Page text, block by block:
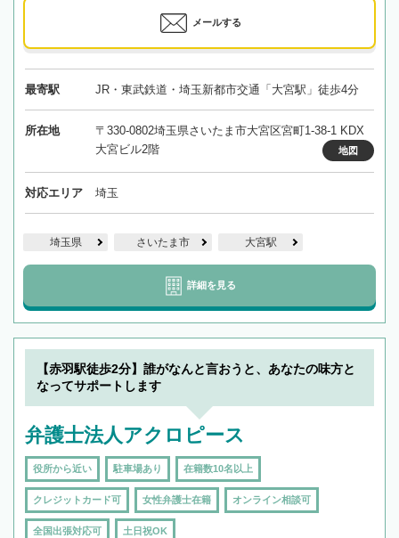
メールする
最寄駅 JR・東武鉄道・埼玉新都市交通「大宮駅」徒歩4分
所在地
〒330-0802埼玉県さいたま市大宮区宮町1-38-1 KDX
大宮ビル2階
地図
対応エリア 埼玉
埼玉県 さいたま市 大宮駅
詳細を見る
【赤羽駅徒歩2分】誰がなんと言おうと、あなたの味方と
なってサポートします
弁護士法人アクロピース
役所から近い 駐車場あり 在籍数10名以上
クレジットカード可 女性弁護士在籍 オンライン相談可
全国出張対応可 土日祝OK